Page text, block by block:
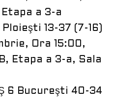
a 3-a
13-37 (7-16)
Ora 15:00,
Etapa a 3-a, Sala
6 Bucureşti 40-34